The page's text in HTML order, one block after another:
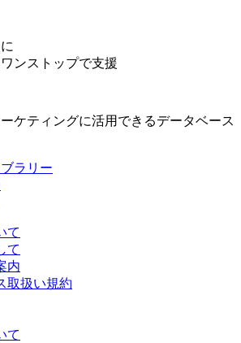
ンストップで支援
ケティングに活用できるデータベース
て
て
内
取扱い規約
て